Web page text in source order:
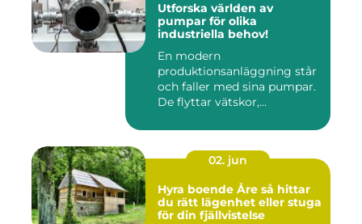
Utforska världen av
pumpar för olika
industriella behov!
En modern
produktionsanläggning står
och faller med sina pumpar.
De flyttar vätskor,...
02. jun
Hyra boende Åre så hittar
du rätt lägenhet eller stuga
för din fjällvistelse